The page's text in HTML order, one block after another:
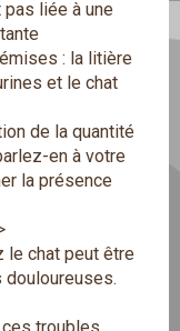
pas liée à une
: la litière
et le chat
de la quantité
en à votre
la présence
le chat peut être